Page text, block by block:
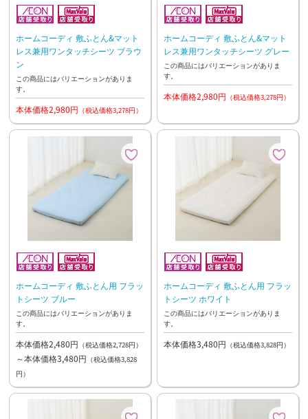
ホームコーディ 敷ふとん&マット
レス兼用ワンタッチシーツ ブラウ
ン
この商品にはバリエーションがありま
す。
本体価格2,980円 （税込価格3,278円）
ホームコーディ 敷ふとん&マット
レス兼用ワンタッチシーツ グレー
この商品にはバリエーションがありま
す。
本体価格2,980円 （税込価格3,278円）
ホームコーディ 敷ふとん用 フラッ
トシーツ ブルー
この商品にはバリエーションがありま
す。
本体価格2,480円 （税込価格2,728円）
～本体価格3,480円 （税込価格3,828
円）
ホームコーディ 敷ふとん用 フラッ
トシーツ ホワイト
この商品にはバリエーションがありま
す。
本体価格3,480円 （税込価格3,828円）